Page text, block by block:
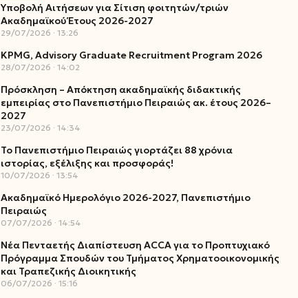
Υποβολή Αιτήσεων για Σίτιση φοιτητών/τριών
Ακαδημαϊκού Έτους 2026-2027
29/07/2026 13:26
KPMG, Advisory Graduate Recruitment Program 2026
28/07/2026 14:02
Πρόσκληση – Απόκτηση ακαδημαϊκής διδακτικής
εμπειρίας στο Πανεπιστήμιο Πειραιώς ακ. έτους 2026–
2027
23/07/2026 14:34
Το Πανεπιστήμιο Πειραιώς γιορτάζει 88 χρόνια
ιστορίας, εξέλιξης και προσφοράς!
10/07/2026 13:54
Ακαδημαϊκό Ημερολόγιο 2026-2027, Πανεπιστήμιο
Πειραιώς
07/07/2026 14:54
Νέα Πενταετής Διαπίστευση ACCA για το Προπτυχιακό
Πρόγραμμα Σπουδών του Τμήματος Χρηματοοικονομικής
και Τραπεζικής Διοικητικής
06/07/2026 15:16